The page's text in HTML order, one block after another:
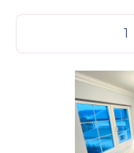
1